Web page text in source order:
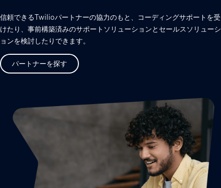
信頼できるTwilioパートナーの協力のもと、コーディングサポートを受
けたり、事前構築済みのサポートソリューションとセールスソリューシ
ョンを検討したりできます。
パートナーを探す